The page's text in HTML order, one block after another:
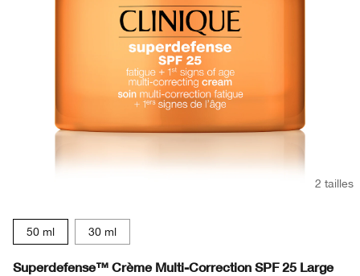
2 tailles
50 ml 30 ml
Superdefense™ Crème Multi-Correction SPF 25 Large